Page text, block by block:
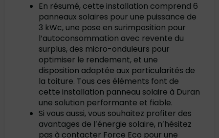
En résumé, cette installation comprend 6
panneaux solaires pour une puissance de
3 kWc, une pose en surimposition pour
l’autoconsommation avec revente du
surplus, des micro-onduleurs pour
optimiser le rendement, et une
disposition adaptée aux particularités de
la toiture. Tous ces éléments font de
cette installation panneau solaire à Duran
une solution performante et fiable.
Si vous aussi, vous souhaitez profiter des
avantages de l’énergie solaire, n’hésitez
pas à contacter Force Eco pour une